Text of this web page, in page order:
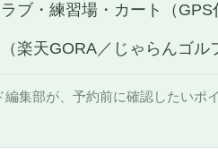
ブ・練習場・カート（
楽天GORA／じゃらんゴ
編集部が、予約前に確認したいポ